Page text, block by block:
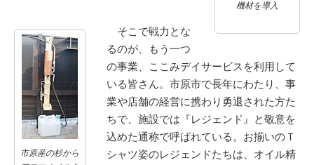
機材を導入
市原産の杉から
そこで戦力とな
るのが、もう一つ
の事業、ここみデイサービスを利用して
いる皆さん。市原市で長年にわたり、事
業や店舗の経営に携わり勇退された方た
ちで、施設では『レジェンド』と敬意を
込めた通称で呼ばれている。お揃いのＴ
シャツ姿のレジェンドたちは、オイル精